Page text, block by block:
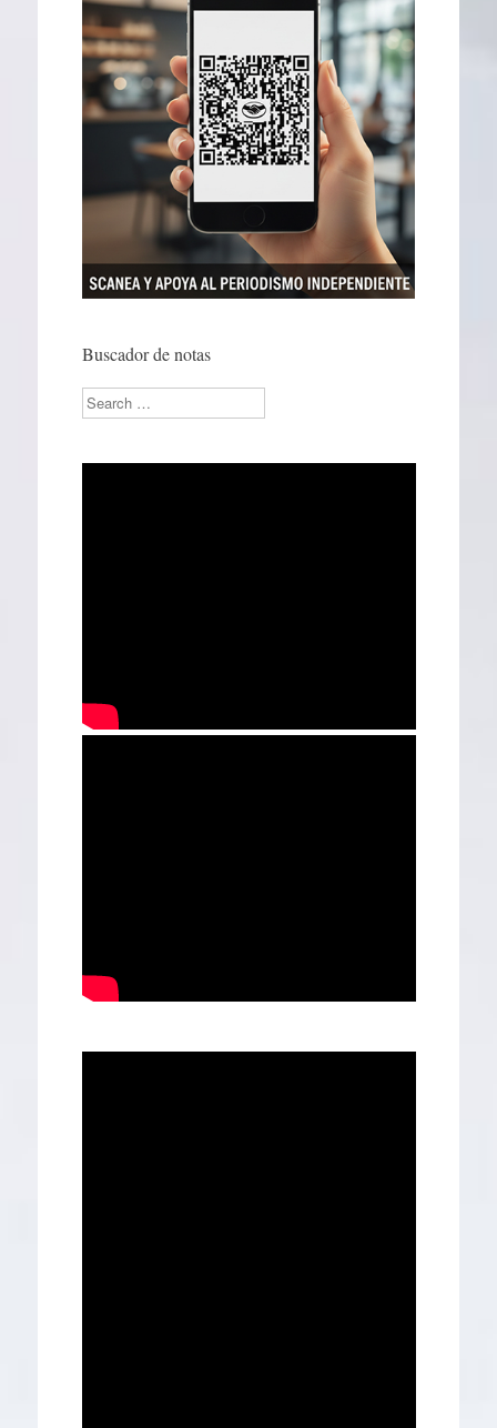
Buscador de notas
Search